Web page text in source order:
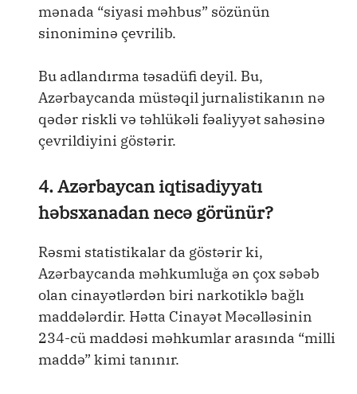
mənada “siyasi məhbus” sözünün
sinoniminə çevrilib.
Bu adlandırma təsadüfi deyil. Bu,
Azərbaycanda müstəqil jurnalistikanın nə
qədər riskli və təhlükəli fəaliyyət sahəsinə
çevrildiyini göstərir.
4. Azərbaycan iqtisadiyyatı
həbsxanadan necə görünür?
Rəsmi statistikalar da göstərir ki,
Azərbaycanda məhkumluğa ən çox səbəb
olan cinayətlərdən biri narkotiklə bağlı
maddələrdir. Hətta Cinayət Məcəlləsinin
234-cü maddəsi məhkumlar arasında “milli
maddə” kimi tanınır.